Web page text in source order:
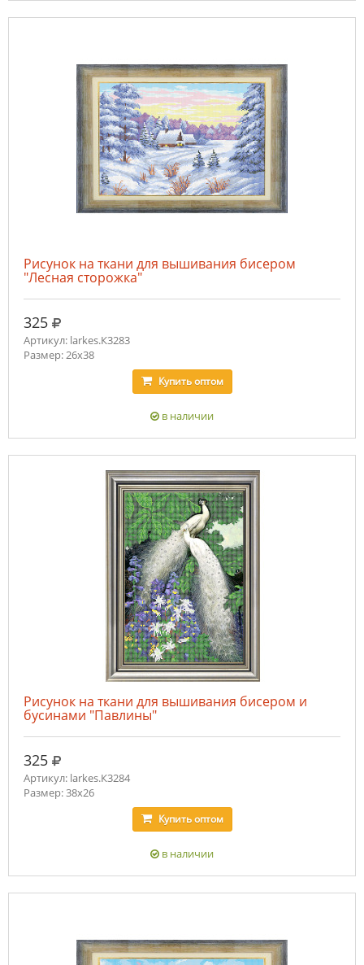
Рисунок на ткани для вышивания бисером
"Лесная сторожка"
325 руб.
Артикул: larkes.К3283
Размер: 26х38
Купитьоптом
в наличии
Рисунок на ткани для вышивания бисером и
бусинами "Павлины"
325 руб.
Артикул: larkes.К3284
Размер: 38х26
Купитьоптом
в наличии